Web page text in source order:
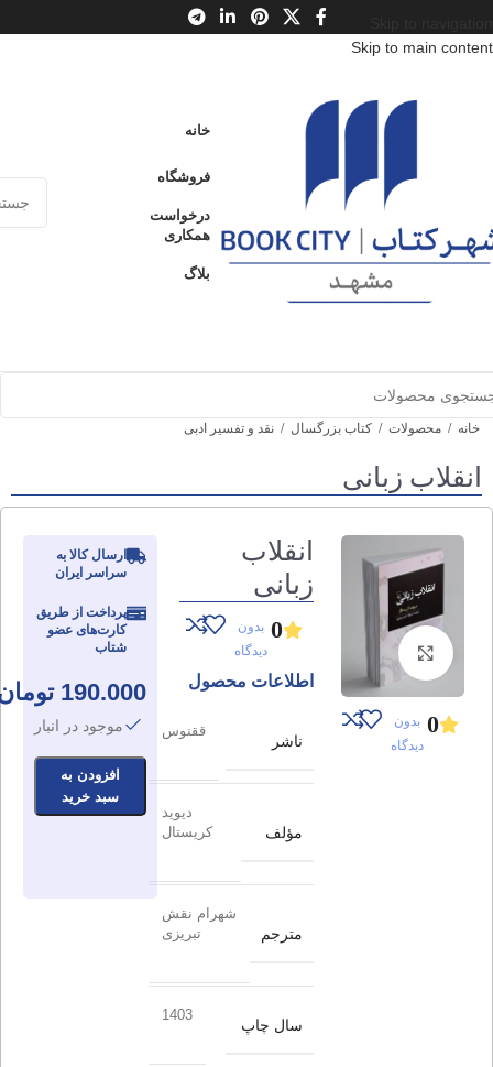
Skip to main content
خانه
فروشگاه
درخواست
همکاری
بلاگ
خانه / محصولات / کتاب بزرگسال / نقد و تفسیر ادبی
انقلاب زبانی
برای بزرگنمایی کلیک کنید
0 بدون
دیدگاه
انقلاب
زبانی
0 بدون
دیدگاه
اطلاعات محصول
ناشر
ققنوس
مؤلف
دیوید
کریستال
مترجم
شهرام نقش
تبریزی
سال چاپ
1403
ارسال کالا به
سراسر ایران
پرداخت از طریق
کارت‌های عضو
شتاب
190.000
موجود در انبار
افزودن به
سبد خرید